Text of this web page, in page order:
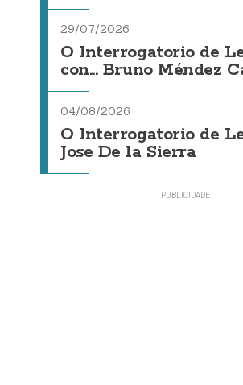
29/07/2026
O Interrogatorio de
con... Bruno Méndez
04/08/2026
O Interrogatorio de
Jose De la Sierra